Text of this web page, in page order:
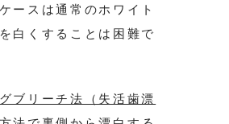
ースは通常のホワイト
白くすることは困難で
ブリーチ法（失活歯漂